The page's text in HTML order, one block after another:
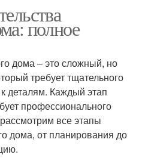
полное
дома – это сложный, но
требует тщательного
деталям. Каждый этап
профессионального
все этапы
дома, от планирования до